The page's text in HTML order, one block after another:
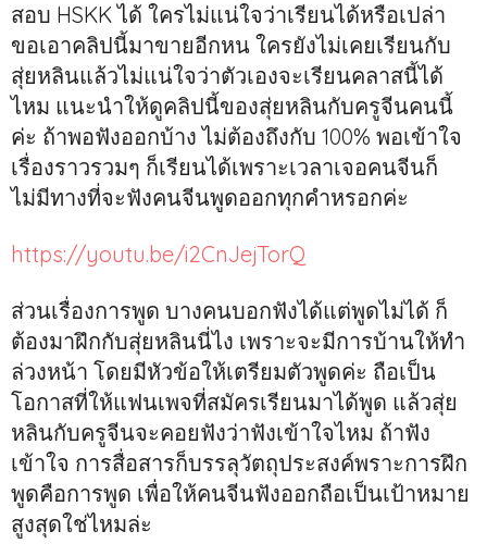
สอบ HSKK ได้ ใครไม่แน่ใจว่าเรียนได้หรือเปล่า
ขอเอาคลิปนี้มาขายอีกหน ใครยังไม่เคยเรียนกับ
สุ่ยหลินแล้วไม่แน่ใจว่าตัวเองจะเรียนคลาสนี้ได้
ไหม แนะนำให้ดูคลิปนี้ของสุ่ยหลินกับครูจีนคนนี้
ค่ะ ถ้าพอฟังออกบ้าง ไม่ต้องถึงกับ 100% พอเข้าใจ
เรื่องราวรวมๆ ก็เรียนได้เพราะเวลาเจอคนจีนก็
ไม่มีทางที่จะฟังคนจีนพูดออกทุกคำหรอกค่ะ
https://youtu.be/i2CnJejTorQ
ส่วนเรื่องการพูด บางคนบอกฟังได้แต่พูดไม่ได้ ก็
ต้องมาฝึกกับสุ่ยหลินนี่ไง เพราะจะมีการบ้านให้ทำ
ล่วงหน้า โดยมีหัวข้อให้เตรียมตัวพูดค่ะ ถือเป็น
โอกาสที่ให้แฟนเพจที่สมัครเรียนมาได้พูด แล้วสุ่ย
หลินกับครูจีนจะคอยฟังว่าฟังเข้าใจไหม ถ้าฟัง
เข้าใจ การสื่อสารก็บรรลุวัตถุประสงค์พราะการฝึก
พูดคือการพูด เพื่อให้คนจีนฟังออกถือเป็นเป้าหมาย
สูงสุดใช่ไหมล่ะ